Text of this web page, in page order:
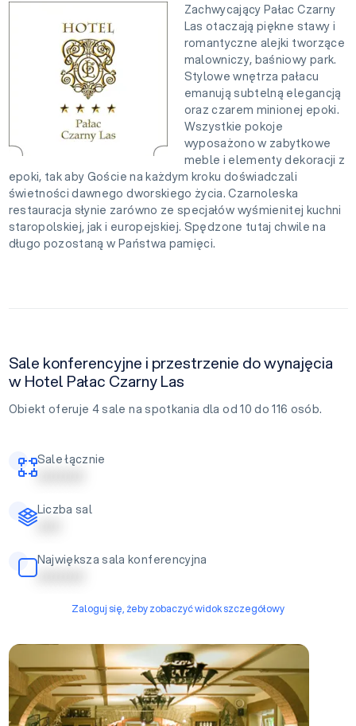
Zachwycający Pałac Czarny
Las otaczają piękne stawy i
romantyczne alejki tworzące
malowniczy, baśniowy park.
Stylowe wnętrza pałacu
emanują subtelną elegancją
oraz czarem minionej epoki.
Wszystkie pokoje
wyposażono w zabytkowe
meble i elementy dekoracji z
epoki, tak aby Goście na każdym kroku doświadczali
świetności dawnego dworskiego życia. Czarnoleska
restauracja słynie zarówno ze specjałów wyśmienitej kuchni
staropolskiej, jak i europejskiej. Spędzone tutaj chwile na
długo pozostaną w Państwa pamięci.
Sale konferencyjne i przestrzenie do wynajęcia
w Hotel Pałac Czarny Las
Obiekt oferuje 4 sale na spotkania dla od 10 do 116 osób.
Sale łącznie
| | | | | | | | | |
Liczba sal
| | | | |
Największa sala konferencyjna
| | | | | | | | | |
Zaloguj się, żeby zobaczyć widok szczegółowy
Sala Klasyczna